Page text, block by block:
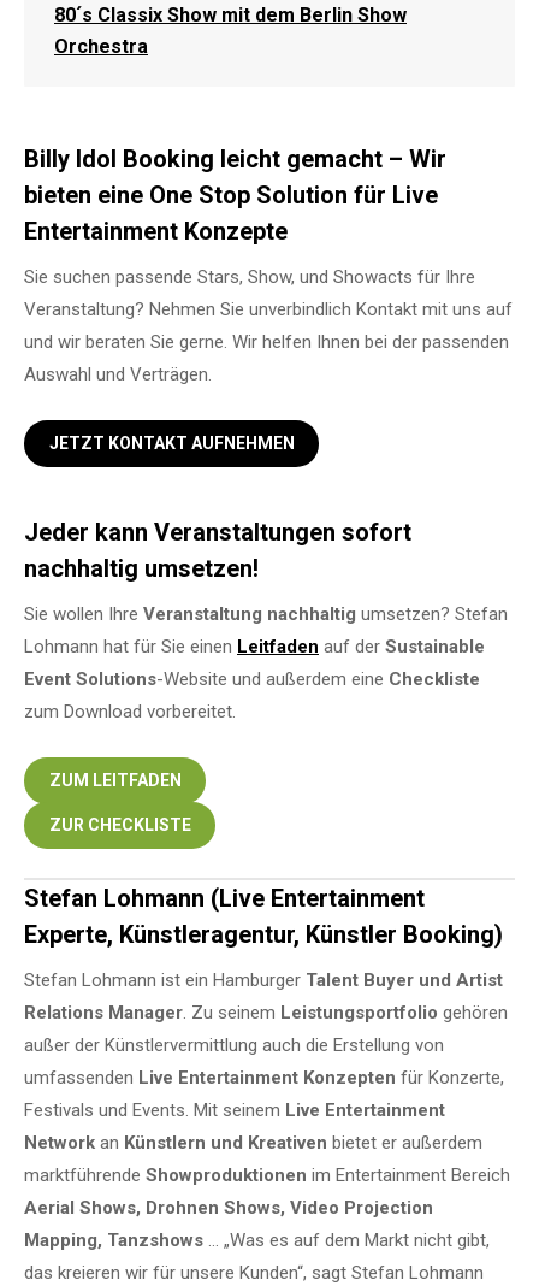
80´s Classix Show mit dem Berlin Show
Orchestra
Billy Idol Booking leicht gemacht – Wir
bieten eine One Stop Solution für Live
Entertainment Konzepte
Sie suchen passende Stars, Show, und Showacts für Ihre
Veranstaltung? Nehmen Sie unverbindlich Kontakt mit uns auf
und wir beraten Sie gerne. Wir helfen Ihnen bei der passenden
Auswahl und Verträgen.
JETZT KONTAKT AUFNEHMEN
Jeder kann Veranstaltungen sofort
nachhaltig umsetzen!
Sie wollen Ihre Veranstaltung nachhaltig umsetzen? Stefan
Lohmann hat für Sie einen Leitfaden auf der Sustainable
Event Solutions-Website und außerdem eine Checkliste
zum Download vorbereitet.
ZUM LEITFADEN
ZUR CHECKLISTE
Stefan Lohmann (Live Entertainment
Experte, Künstleragentur, Künstler Booking)
Stefan Lohmann ist ein Hamburger Talent Buyer und Artist
Relations Manager. Zu seinem Leistungsportfolio gehören
außer der Künstlervermittlung auch die Erstellung von
umfassenden Live Entertainment Konzepten für Konzerte,
Festivals und Events. Mit seinem Live Entertainment
Network an Künstlern und Kreativen bietet er außerdem
marktführende Showproduktionen im Entertainment Bereich
Aerial Shows, Drohnen Shows, Video Projection
Mapping, Tanzshows … „Was es auf dem Markt nicht gibt,
das kreieren wir für unsere Kunden“, sagt Stefan Lohmann